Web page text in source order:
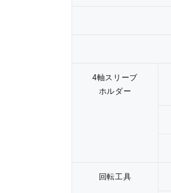
4軸スリーブ
ホルダー
回転工具